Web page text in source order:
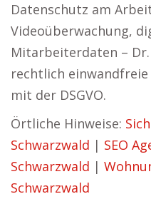
Datenschutz am
Videoüberwachung,
Mitarbeiterdaten –
rechtlich
mit der DSGVO.
Örtliche Hinweise:
Schwarzwald | SEO
Schwarzwald |
Schwarzwald